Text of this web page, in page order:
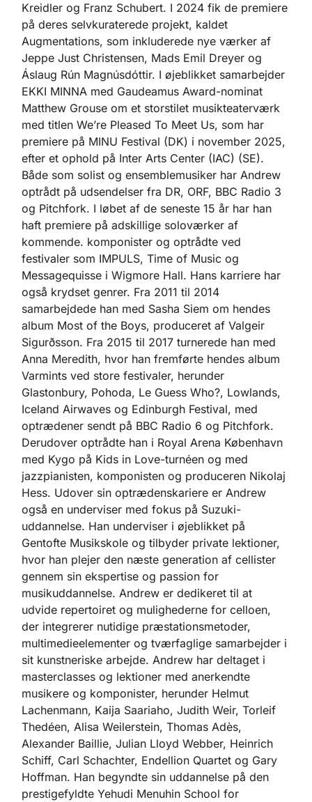
Kreidler og Franz Schubert. I 2024 fik de premiere
på deres selvkuraterede projekt, kaldet
Augmentations, som inkluderede nye værker af
Jeppe Just Christensen, Mads Emil Dreyer og
Áslaug Rún Magnúsdóttir. I øjeblikket samarbejder
EKKI MINNA med Gaudeamus Award-nominat
Matthew Grouse om et storstilet musikteaterværk
med titlen We’re Pleased To Meet Us, som har
premiere på MINU Festival (DK) i november 2025,
efter et ophold på Inter Arts Center (IAC) (SE).
Både som solist og ensemblemusiker har Andrew
optrådt på udsendelser fra DR, ORF, BBC Radio 3
og Pitchfork. I løbet af de seneste 15 år har han
haft premiere på adskillige soloværker af
kommende. komponister og optrådte ved
festivaler som IMPULS, Time of Music og
Messagequisse i Wigmore Hall. Hans karriere har
også krydset genrer. Fra 2011 til 2014
samarbejdede han med Sasha Siem om hendes
album Most of the Boys, produceret af Valgeir
Sigurðsson. Fra 2015 til 2017 turnerede han med
Anna Meredith, hvor han fremførte hendes album
Varmints ved store festivaler, herunder
Glastonbury, Pohoda, Le Guess Who?, Lowlands,
Iceland Airwaves og Edinburgh Festival, med
optrædener sendt på BBC Radio 6 og Pitchfork.
Derudover optrådte han i Royal Arena København
med Kygo på Kids in Love-turnéen og med
jazzpianisten, komponisten og produceren Nikolaj
Hess. Udover sin optrædenskariere er Andrew
også en underviser med fokus på Suzuki-
uddannelse. Han underviser i øjeblikket på
Gentofte Musikskole og tilbyder private lektioner,
hvor han plejer den næste generation af cellister
gennem sin ekspertise og passion for
musikuddannelse. Andrew er dedikeret til at
udvide repertoiret og mulighederne for celloen,
der integrerer nutidige præstationsmetoder,
multimedieelementer og tværfaglige samarbejder i
sit kunstneriske arbejde. Andrew har deltaget i
masterclasses og lektioner med anerkendte
musikere og komponister, herunder Helmut
Lachenmann, Kaija Saariaho, Judith Weir, Torleif
Thedéen, Alisa Weilerstein, Thomas Adès,
Alexander Baillie, Julian Lloyd Webber, Heinrich
Schiff, Carl Schachter, Endellion Quartet og Gary
Hoffman. Han begyndte sin uddannelse på den
prestigefyldte Yehudi Menuhin School for